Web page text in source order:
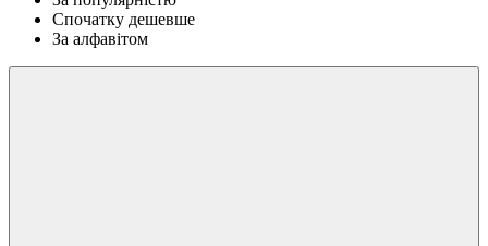
Спочатку дешевше
За алфавітом